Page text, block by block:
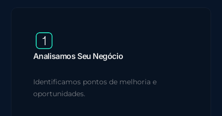
Analisamos Seu Negócio
Identificamos pontos de melhoria e
oportunidades.